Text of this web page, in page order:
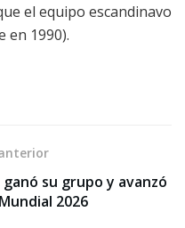
el equipo escandinavo
en 1990).
su grupo y avanzó
2026